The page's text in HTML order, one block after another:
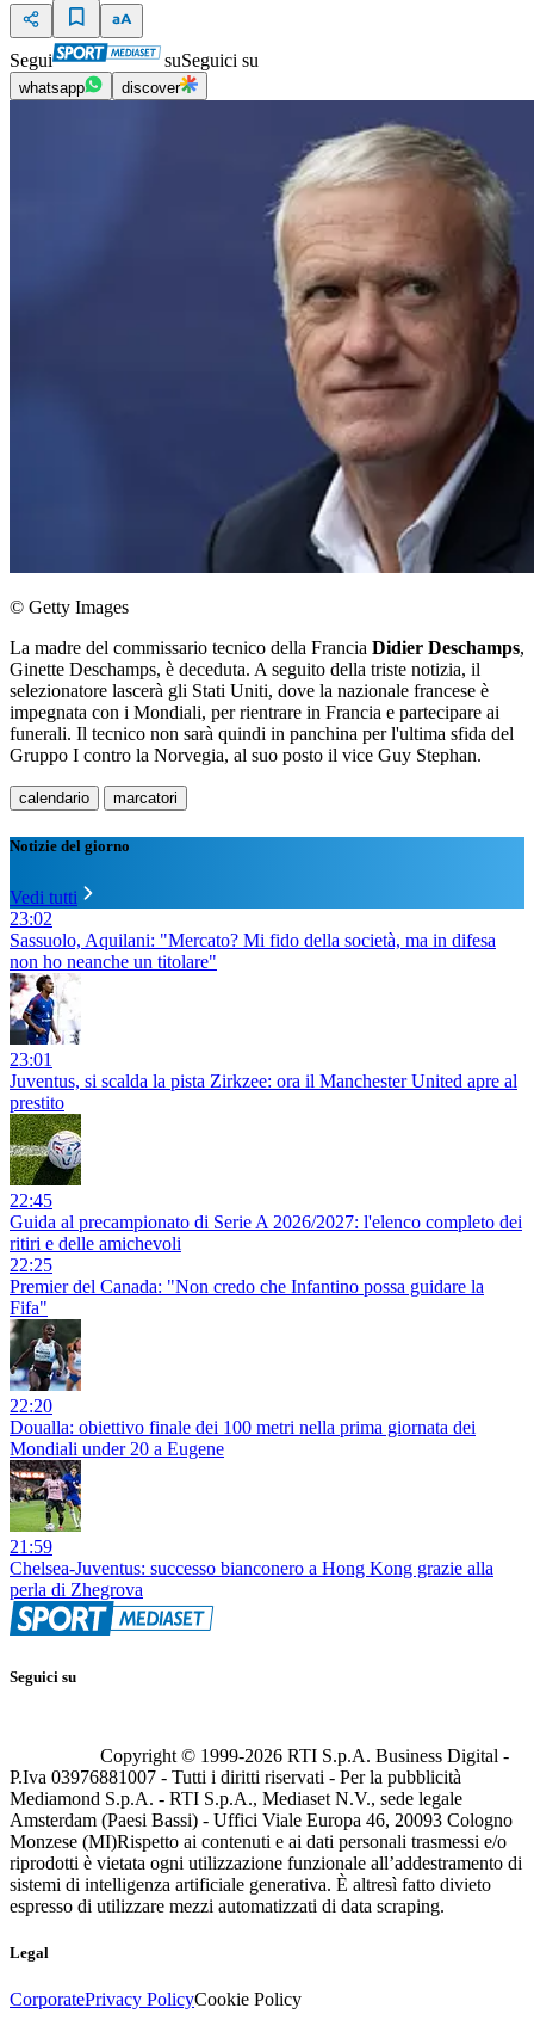
Segui suSeguici su
whatsapp discover
© Getty Images
La madre del commissario tecnico della Francia Didier Deschamps,
Ginette Deschamps, è deceduta. A seguito della triste notizia, il
selezionatore lascerà gli Stati Uniti, dove la nazionale francese è
impegnata con i Mondiali, per rientrare in Francia e partecipare ai
funerali. Il tecnico non sarà quindi in panchina per l'ultima sfida del
Gruppo I contro la Norvegia, al suo posto il vice Guy Stephan.
calendario marcatori
Notizie del giorno
Vedi tutti
23:02
Sassuolo, Aquilani: "Mercato? Mi fido della società, ma in difesa
non ho neanche un titolare"
23:01
Juventus, si scalda la pista Zirkzee: ora il Manchester United apre al
prestito
22:45
Guida al precampionato di Serie A 2026/2027: l'elenco completo dei
ritiri e delle amichevoli
22:25
Premier del Canada: "Non credo che Infantino possa guidare la
Fifa"
22:20
Doualla: obiettivo finale dei 100 metri nella prima giornata dei
Mondiali under 20 a Eugene
21:59
Chelsea-Juventus: successo bianconero a Hong Kong grazie alla
perla di Zhegrova
Seguici su
Copyright © 1999-2026 RTI S.p.A. Business Digital -
P.Iva 03976881007 - Tutti i diritti riservati - Per la pubblicità
Mediamond S.p.A. - RTI S.p.A., Mediaset N.V., sede legale
Amsterdam (Paesi Bassi) - Uffici Viale Europa 46, 20093 Cologno
Monzese (MI)Rispetto ai contenuti e ai dati personali trasmessi e/o
riprodotti è vietata ogni utilizzazione funzionale all’addestramento di
sistemi di intelligenza artificiale generativa. È altresì fatto divieto
espresso di utilizzare mezzi automatizzati di data scraping.
Legal
CorporatePrivacy PolicyCookie Policy